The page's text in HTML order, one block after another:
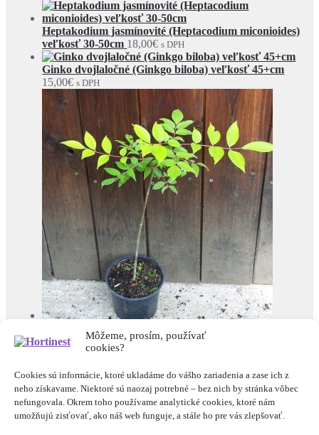
Môžeme, prosím, používať
cookies?
Cookies sú informácie, ktoré ukladáme do vášho zariadenia a zase ich z
neho získavame. Niektoré sú naozaj potrebné – bez nich by stránka vôbec
nefungovala. Okrem toho používame analytické cookies, ktoré nám
umožňujú zisťovať, ako náš web funguje, a stále ho pre vás zlepšovať.
Heptakodium jasmínovité (Heptacodium miconioides)
veľkosť 30-50cm 18,00€ s DPH
Ginko dvojlaločné (Ginkgo biloba) veľkosť 45+cm
15,00€ s DPH
Tetradium daniellii) veľkosť 20-40cm
Rešpektujeme vaše súkromieBuilt with WooCommerce.
Môj účet
Hľadať